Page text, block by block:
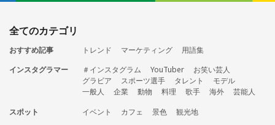
全てのカテゴリ
おすすめ記事 トレンド マーケティング
用語集
インスタグラマー
＃インスタグラム YouTuber
お笑い芸人
グラビア
スポーツ選手 タレント
モデル
一般人
企業 動物 料理 歌手 海外
芸能人
スポット
イベント カフェ 景色 観光地